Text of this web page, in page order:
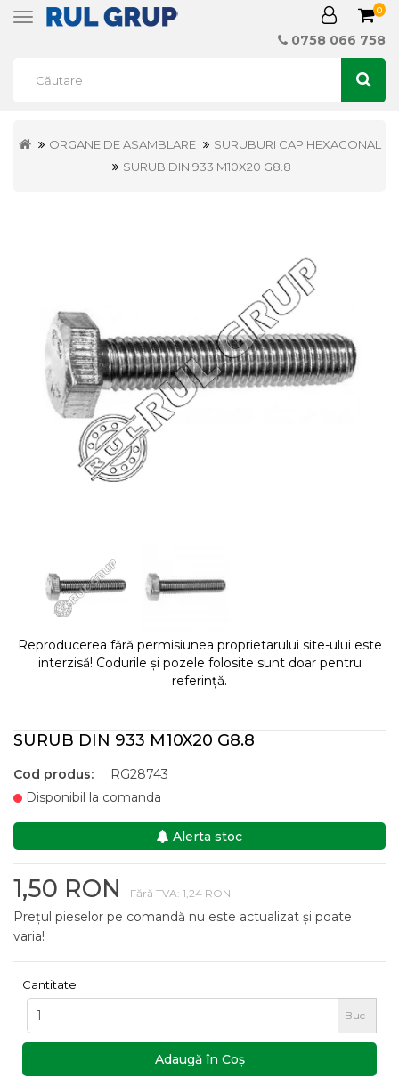
Toggle
0
0758 066 758
ORGANE DE ASAMBLARE
SURUBURI CAP HEXAGONAL
SURUB DIN 933 M10X20 G8.8
Reproducerea fără permisiunea proprietarului site-ului este
interzisă! Codurile și pozele folosite sunt doar pentru
referință.
SURUB DIN 933 M10X20 G8.8
Cod produs:
RG28743
Disponibil la comanda
Alerta stoc
1,50 RON Fără TVA: 1,24 RON
Prețul pieselor pe comandă nu este actualizat și poate
varia!
Cantitate
Buc
Adaugă în Coş